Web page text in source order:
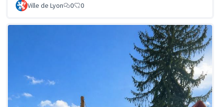
Ville de Lyon 0 0